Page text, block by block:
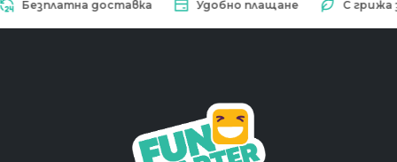
доставка Удобно плащане С грижа за